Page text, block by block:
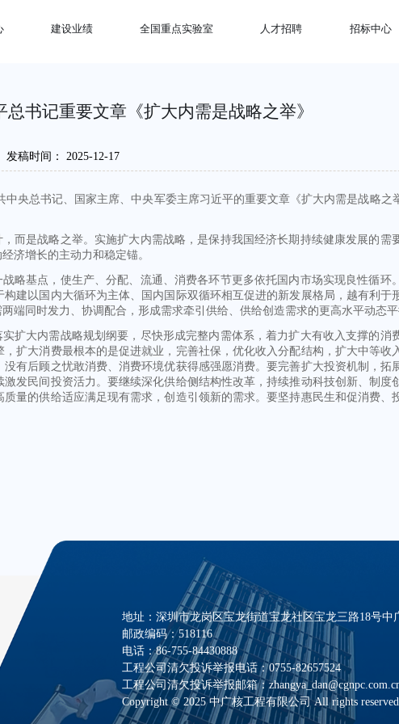
建设业绩 全国重点实验室 人才招聘 招标中心
总书记重要文章《扩大内需是战略之举》
发稿时间： 2025-12-17
央总书记、国家主席、中央军委主席习近平的重要文章《扩大内需是战略之
而是战略之举。实施扩大内需战略，是保持我国经济长期持续健康发展的需
济增长的主动力和稳定锚。
略基点，使生产、分配、流通、消费各环节更多依托国内市场实现良性循环
建以国内大循环为主体、国内国际双循环相互促进的新发展格局，越有利于
同时发力、协调配合，形成需求牵引供给、供给创造需求的更高水平动态平
扩大内需战略规划纲要，尽快形成完整内需体系，着力扩大有收入支撑的消
扩大消费最根本的是促进就业，完善社保，优化收入分配结构，扩大中等收
有后顾之忧敢消费、消费环境优获得感强愿消费。要完善扩大投资机制，拓
发民间投资活力。要继续深化供给侧结构性改革，持续推动科技创新、制度
量的供给适应满足现有需求，创造引领新的需求。要坚持惠民生和促消费、
地址：深圳市龙岗区宝龙街道宝龙社区宝龙三路18号中
邮政编码：518116
电话：86-755-84430888
工程公司清欠投诉举报电话：0755-82657524
工程公司清欠投诉举报邮箱：
Copyright © 2025 中广核工程有限公司 All rights